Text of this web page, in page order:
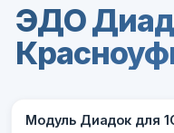
ЭДО
Модуль Диадок для